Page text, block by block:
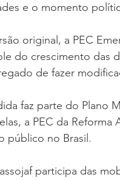
e o momento
original, a PEC
do crescimento das
de fazer
faz parte do Plano
a PEC da
público no Brasil.
participa das